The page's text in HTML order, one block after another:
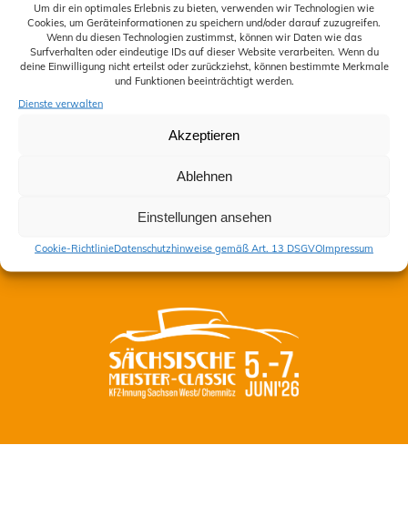
Um dir ein optimales Erlebnis zu bieten, verwenden wir Technologien wie
Cookies, um Geräteinformationen zu speichern und/oder darauf zuzugreifen.
Wenn du diesen Technologien zustimmst, können wir Daten wie das
Surfverhalten oder eindeutige IDs auf dieser Website verarbeiten. Wenn du
deine Einwilligung nicht erteilst oder zurückziehst, können bestimmte Merkmale
und Funktionen beeinträchtigt werden.
Dienste verwalten
Akzeptieren
Ablehnen
Einstellungen ansehen
Cookie-RichtlinieDatenschutzhinweise gemäß Art. 13 DSGVOImpressum
Siegelbestellung
Downloads
Schiedskommission
Aktuelles
Datenschutzhinweise gemäß Art. 13 DSGVO
Cookie-Richtlinie (EU)